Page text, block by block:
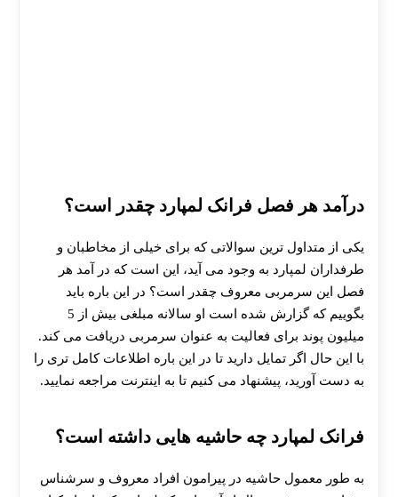
درآمد هر فصل فرانک لمپارد چقدر است؟
یکی از متداول ترین سوالاتی که برای خیلی از مخاطبان و
طرفداران لمپارد به وجود می آید، این است که در آمد هر
فصل این سرمربی معروف چقدر است؟ در این باره باید
بگوییم که گزارش شده است او سالانه مبلغی بیش از 5
میلیون پوند برای فعالیت به عنوان سرمربی دریافت می کند.
با این حال اگر تمایل دارید تا در این باره اطلاعات کامل تری را
به دست آورید، پیشنهاد می‌ کنیم تا به اینترنت مراجعه نمایید.
فرانک لمپارد چه حاشیه هایی داشته است؟
به طور معمول حاشیه در پیرامون افراد معروف و سرشناس